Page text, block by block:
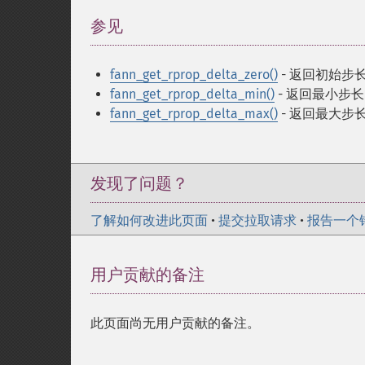
参见
fann_get_rprop_delta_zero() - 返回初始步
fann_get_rprop_delta_min() - 返回最小步长
fann_get_rprop_delta_max() - 返回最大步
发现了问题？
了解如何改进此页面 • 提交拉取请求 • 报告一个
用户贡献的备注
此页面尚无用户贡献的备注。